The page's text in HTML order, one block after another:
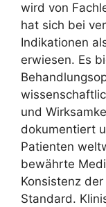
wird von
hat sich bei
Indikationen
erwiesen. Es
und
dokumentiert
Patienten
bewährte
Konsistenz
Standard.